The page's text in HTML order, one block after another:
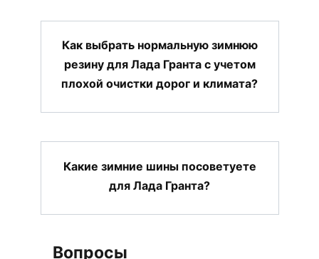
Как выбрать нормальную зимнюю
резину для Лада Гранта с учетом
плохой очистки дорог и климата?
Какие зимние шины посоветуете
для Лада Гранта?
Вопросы